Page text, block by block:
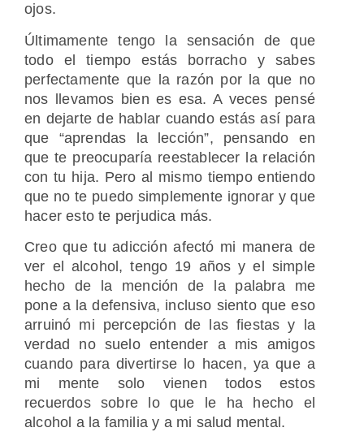
ojos.
Últimamente tengo la sensación de que
todo el tiempo estás borracho y sabes
perfectamente que la razón por la que no
nos llevamos bien es esa. A veces pensé
en dejarte de hablar cuando estás así para
que “aprendas la lección”, pensando en
que te preocuparía reestablecer la relación
con tu hija. Pero al mismo tiempo entiendo
que no te puedo simplemente ignorar y que
hacer esto te perjudica más.
Creo que tu adicción afectó mi manera de
ver el alcohol, tengo 19 años y el simple
hecho de la mención de la palabra me
pone a la defensiva, incluso siento que eso
arruinó mi percepción de las fiestas y la
verdad no suelo entender a mis amigos
cuando para divertirse lo hacen, ya que a
mi mente solo vienen todos estos
recuerdos sobre lo que le ha hecho el
alcohol a la familia y a mi salud mental.